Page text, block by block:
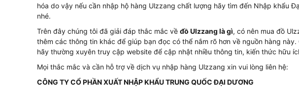
hóa do vậy nếu cần nhập hộ hàng Ulzzang chất lượng hãy tìm đến Nhập khẩu
nhé.
Trên đây chúng tôi đã giải đáp thắc mắc về đồ Ulzzang là gì, có nên mua đồ
thêm các thông tin khác để giúp bạn đọc có thể nắm rõ hơn về nguồn hàng
hãy thường xuyên truy cập website để cập nhật nhiều thông tin, kiến thức hữu
Mọi thắc mắc và cần hỗ trợ về dịch vụ nhập hàng Ulzzang xin vui lòng liên hệ:
CÔNG TY CỔ PHẦN XUẤT NHẬP KHẨU TRUNG QUỐC ĐẠI DƯƠNG